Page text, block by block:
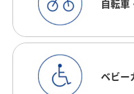
自転車
ベビー